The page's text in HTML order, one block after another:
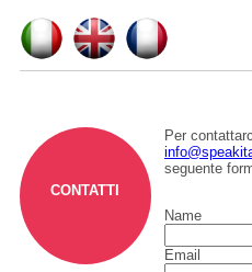
CONTATTI
Per
seguente
Name
Email